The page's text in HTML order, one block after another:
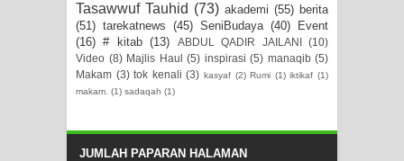
Tasawwuf Tauhid (73) akademi (55) berita
(51) tarekatnews (45) SeniBudaya (40)
Event
(16) # kitab (13) ABDUL QADIR JAILANI (10)
Video (8) Majlis Haul (5) inspirasi (5) manaqib (5)
Makam (3) tok kenali (3) kasyaf (2) Rumi (1) iktikaf (1)
makam. (1) sadaqah (1)
JUMLAH PAPARAN HALAMAN